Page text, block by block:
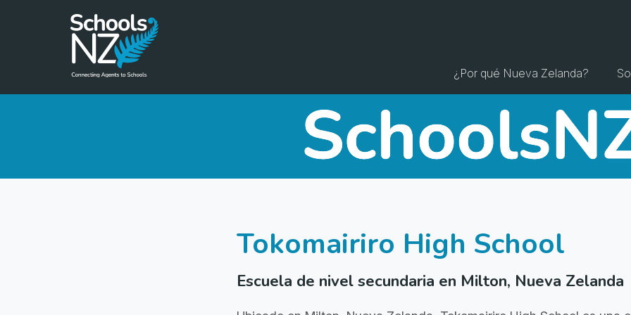
¿Por qué Nueva Zelanda?
Tokomairiro High School
Escuela de nivel secundaria en Milton, Nueva Zelanda